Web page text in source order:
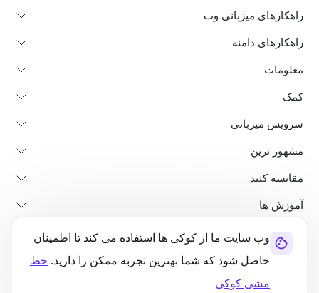
وب سایت ما از کوکی ها استفاده می کند تا اطمینان
حاصل شود که شما بهترین تجربه ممکن را دارید. خط
مشی کوکی
راهکارهای میزبانی وب
راهکارهای دامنه
معلومات
کمک
سرویس میزبانی
مشهور ترین
مقایسه کنید
آموزش ها
در باره ما
سیاست حفظ حریم خصوصیقانونی بودننقشه سایت